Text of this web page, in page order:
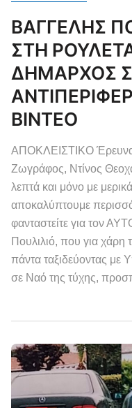
ΒΑΓΓΕΛΗΣ
ΣΤΗ
ΔΗΜΑΡΧΟΣ
ΒΙΝΤΕΟ
ΑΠΟΚΛΕΙΣΤΙΚΟ
Ζωγράφος, Ντίνος
λεπτά και μόνο με
αποκαλύπτουμε
φανταστείτε για τον
Πουλιλιό, που για χάρη
πάντα ταξιδεύοντας με
σε Ναό της τύχης,